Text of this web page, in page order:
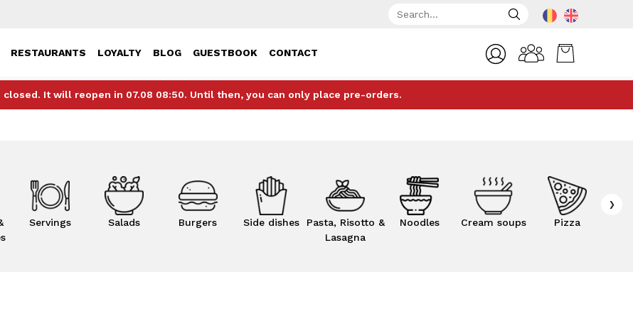
RESTAURANTS LOYALTY BLOG GUESTBOOK CONTACT
closed. It will reopen in 07.08 08:50. Until then, you can only place pre-orders.
Servings Salads Burgers Side dishes
Pasta, Risotto &
Lasagna
Noodles Cream soups Pizza
›